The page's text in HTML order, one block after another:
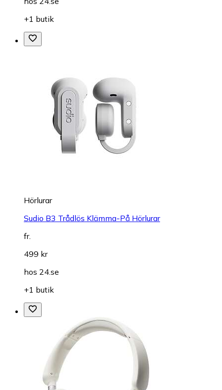
+1 butik
Hörlurar
Sudio B3 Trådlös Klämma-På Hörlurar
fr.
499 kr
hos 24.se
+1 butik